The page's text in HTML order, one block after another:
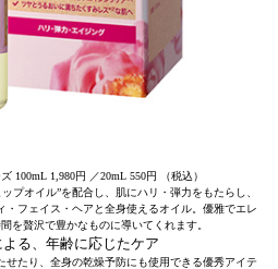
100mL 1,980円 ／20mL 550円 （税込）
プオイル”を配合し、肌にハリ・弾力をもたらし、
・フェイス・ヘアと全身使えるオイル。優雅でエレ
を贅沢で豊かなものに導いてくれます。
る、年齢に応じたケア
たり、全身の乾燥予防にも使用できる優秀アイテ